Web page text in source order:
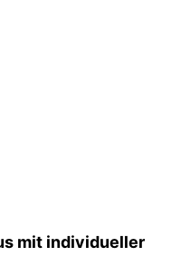
mit individueller